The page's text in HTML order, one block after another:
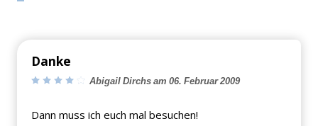
Danke
Abigail Dirchs am 06. Februar 2009
Dann muss ich euch mal besuchen!